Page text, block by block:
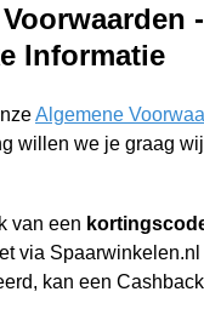
-
Informatie
Algemene
willen we je graag
van een
via Spaarwinkelen.nl
kan een